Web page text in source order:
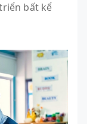
bất kể